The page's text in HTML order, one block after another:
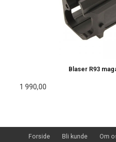
Blaser R93
1 990,00
Forside Bli kunde Om